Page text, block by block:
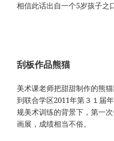
相信此话出自一个5岁孩子之
刮板作品熊猫
美术课老师把甜甜制作的熊
到联合学区2011年第３１届
规美术训练的背景下，第一
画展，成绩相当不俗。